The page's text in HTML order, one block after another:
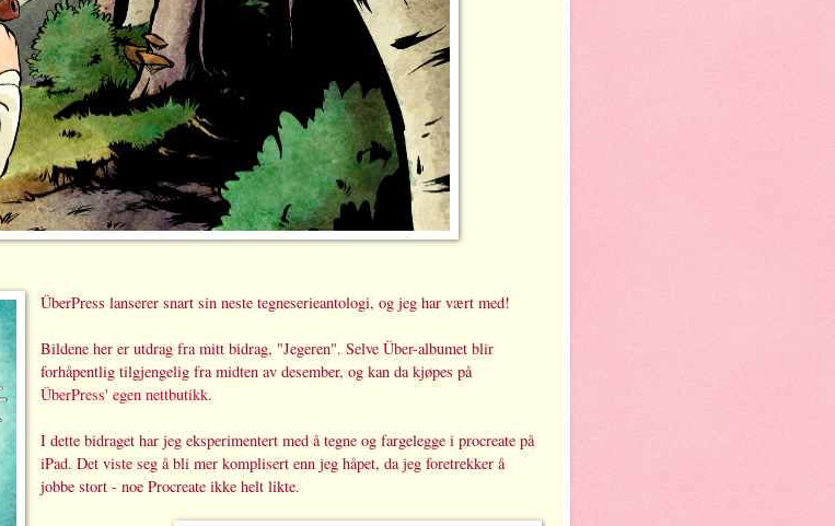
ÜberPress lanserer snart sin neste tegneserieantologi, og jeg har vært med!
Bildene her er utdrag fra mitt bidrag, "Jegeren". Selve Über-albumet blir
forhåpentlig tilgjengelig fra midten av desember, og kan da kjøpes på
ÜberPress' egen nettbutikk.
I dette bidraget har jeg eksperimentert med å tegne og fargelegge i procreate på
iPad. Det viste seg å bli mer komplisert enn jeg håpet, da jeg foretrekker å
jobbe stort - noe Procreate ikke helt likte.